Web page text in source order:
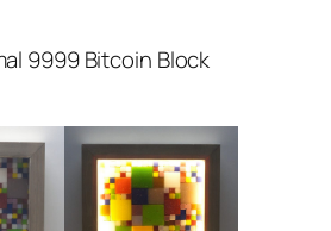
9999 Bitcoin Block